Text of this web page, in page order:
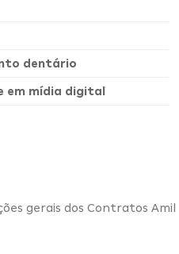
dentário
em mídia digital
gerais dos Contratos Amil